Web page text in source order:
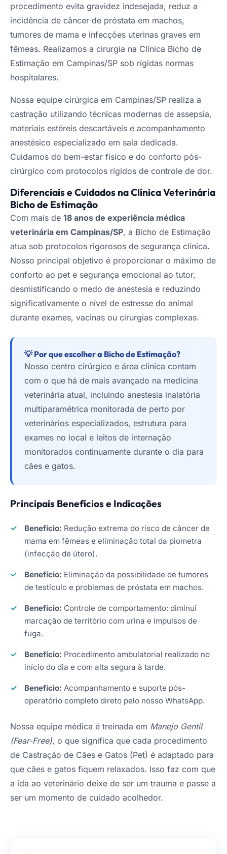
procedimento evita gravidez indesejada, reduz a
incidência de câncer de próstata em machos,
tumores de mama e infecções uterinas graves em
fêmeas. Realizamos a cirurgia na Clínica Bicho de
Estimação em Campinas/SP sob rígidas normas
hospitalares.
Nossa equipe cirúrgica em Campinas/SP realiza a
castração utilizando técnicas modernas de assepsia,
materiais estéreis descartáveis e acompanhamento
anestésico especializado em sala dedicada.
Cuidamos do bem-estar físico e do conforto pós-
cirúrgico com protocolos rígidos de controle de dor.
Diferenciais e Cuidados na Clínica Veterinária
Bicho de Estimação
Com mais de 18 anos de experiência médica
veterinária em Campinas/SP, a Bicho de Estimação
atua sob protocolos rigorosos de segurança clínica.
Nosso principal objetivo é proporcionar o máximo de
conforto ao pet e segurança emocional ao tutor,
desmistificando o medo de anestesia e reduzindo
significativamente o nível de estresse do animal
durante exames, vacinas ou cirurgias complexas.
💡 Por que escolher a Bicho de Estimação?
Nosso centro cirúrgico e área clínica contam
com o que há de mais avançado na medicina
veterinária atual, incluindo anestesia inalatória
multiparamétrica monitorada de perto por
veterinários especializados, estrutura para
exames no local e leitos de internação
monitorados continuamente durante o dia para
cães e gatos.
Principais Benefícios e Indicações
Benefício: Redução extrema do risco de câncer de
mama em fêmeas e eliminação total da piometra
(infecção de útero).
Benefício: Eliminação da possibilidade de tumores
de testículo e problemas de próstata em machos.
Benefício: Controle de comportamento: diminui
marcação de território com urina e impulsos de
fuga.
Benefício: Procedimento ambulatorial realizado no
início do dia e com alta segura à tarde.
Benefício: Acompanhamento e suporte pós-
operatório completo direto pelo nosso WhatsApp.
Nossa equipe médica é treinada em Manejo Gentil
(Fear-Free), o que significa que cada procedimento
de Castração de Cães e Gatos (Pet) é adaptado para
que cães e gatos fiquem relaxados. Isso faz com que
a ida ao veterinário deixe de ser um trauma e passe a
ser um momento de cuidado acolhedor.